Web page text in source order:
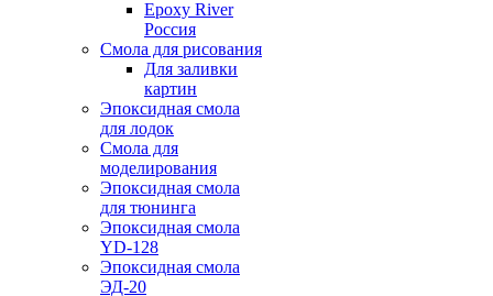
Epoxy River
Россия
Смола для рисования
Для заливки
картин
Эпоксидная смола
для лодок
Смола для
моделирования
Эпоксидная смола
для тюнинга
Эпоксидная смола
YD-128
Эпоксидная смола
ЭД-20